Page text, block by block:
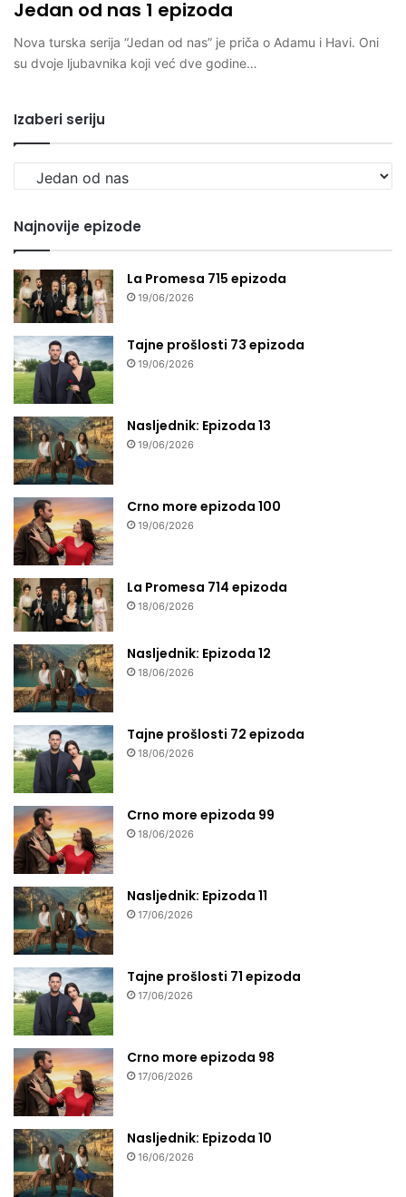
Jedan od nas 1 epizoda
Nova turska serija “Jedan od nas” je priča o Adamu i Havi. Oni
su dvoje ljubavnika koji već dve godine…
Izaberi seriju
Izaberi
seriju
Najnovije epizode
La Promesa 715 epizoda
19/06/2026
Tajne prošlosti 73 epizoda
19/06/2026
Nasljednik: Epizoda 13
19/06/2026
Crno more epizoda 100
19/06/2026
La Promesa 714 epizoda
18/06/2026
Nasljednik: Epizoda 12
18/06/2026
Tajne prošlosti 72 epizoda
18/06/2026
Crno more epizoda 99
18/06/2026
Nasljednik: Epizoda 11
17/06/2026
Tajne prošlosti 71 epizoda
17/06/2026
Crno more epizoda 98
17/06/2026
Nasljednik: Epizoda 10
16/06/2026